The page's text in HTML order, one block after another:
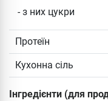
- з них цукри
Протеїн
Кухонна сіль
Інгредієнти (для